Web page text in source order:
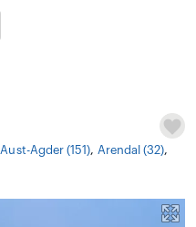
Aust-Agder (151), Arendal (32),